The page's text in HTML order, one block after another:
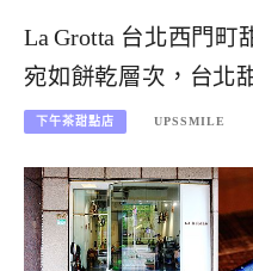
La Grotta 台北西門町
宛如餅乾層次，台北
下午茶甜點店 UPSSMILE